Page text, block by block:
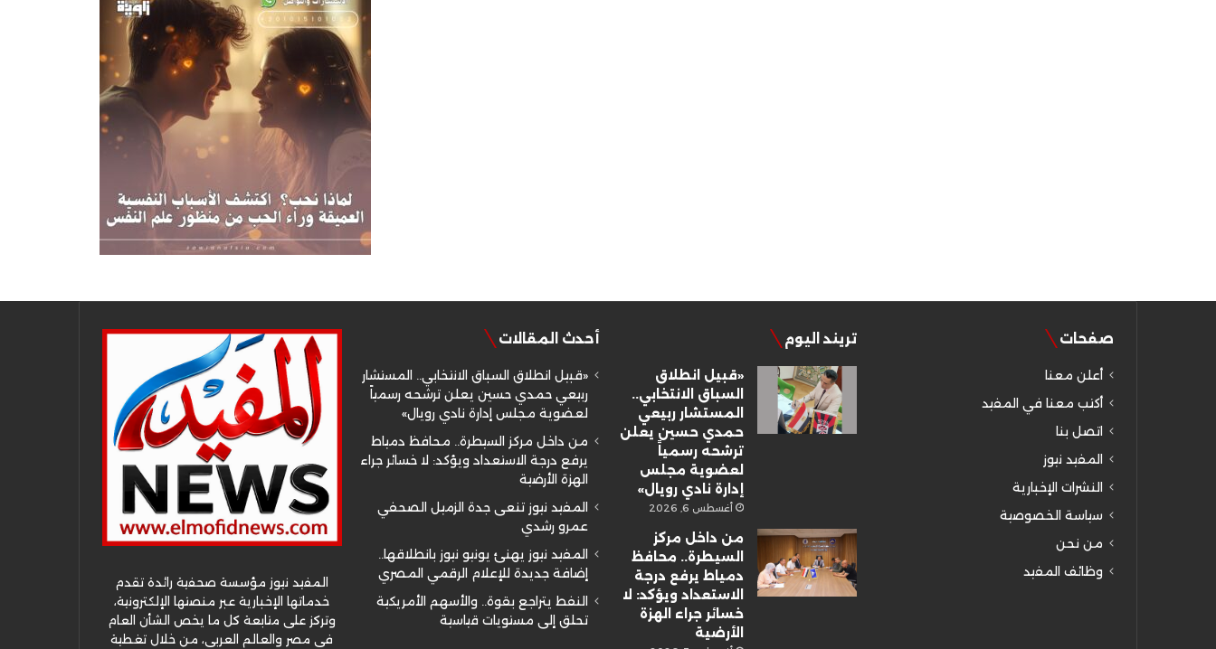
صفحات
أعلن معنا
أكتب معنا في المفيد
اتصل بنا
المفيد نيوز
النشرات الإخبارية
سياسة الخصوصية
من نحن
وظائف المفيد
تريند اليوم
«قبيل انطلاق
السباق الانتخابي..
المستشار ربيعي
حمدي حسين يعلن
ترشحه رسمياً
لعضوية مجلس
إدارة نادي رويال»
أغسطس 6, 2026
من داخل مركز
السيطرة.. محافظ
دمياط يرفع درجة
الاستعداد ويؤكد: لا
خسائر جراء الهزة
الأرضية
أحدث المقالات
«قبيل انطلاق السباق الانتخابي.. المستشار
ربيعي حمدي حسين يعلن ترشحه رسمياً
لعضوية مجلس إدارة نادي رويال»
من داخل مركز السيطرة.. محافظ دمياط
يرفع درجة الاستعداد ويؤكد: لا خسائر جراء
الهزة الأرضية
المفيد نيوز تنعى جدة الزميل الصحفي
عمرو رشدي
المفيد نيوز يهنئ يونيو نيوز بانطلاقها..
إضافة جديدة للإعلام الرقمي المصري
النفط يتراجع بقوة.. والأسهم الأمريكية
تحلق إلى مستويات قياسية
المفيد نيوز مؤسسة صحفية رائدة تقدم
خدماتها الإخبارية عبر منصتها الإلكترونية،
وتركز على متابعة كل ما يخص الشأن العام
في مصر والعالم العربي، من خلال تغطية